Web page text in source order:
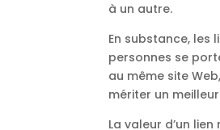
à un autre.
En substance, les
personnes se
au même site
mériter un
La valeur d’un